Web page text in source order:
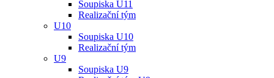
Soupiska U11
Realizační tým
U10
Soupiska U10
Realizační tým
U9
Soupiska U9